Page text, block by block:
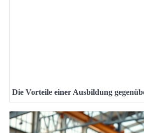
Die Vorteile einer Ausbildung